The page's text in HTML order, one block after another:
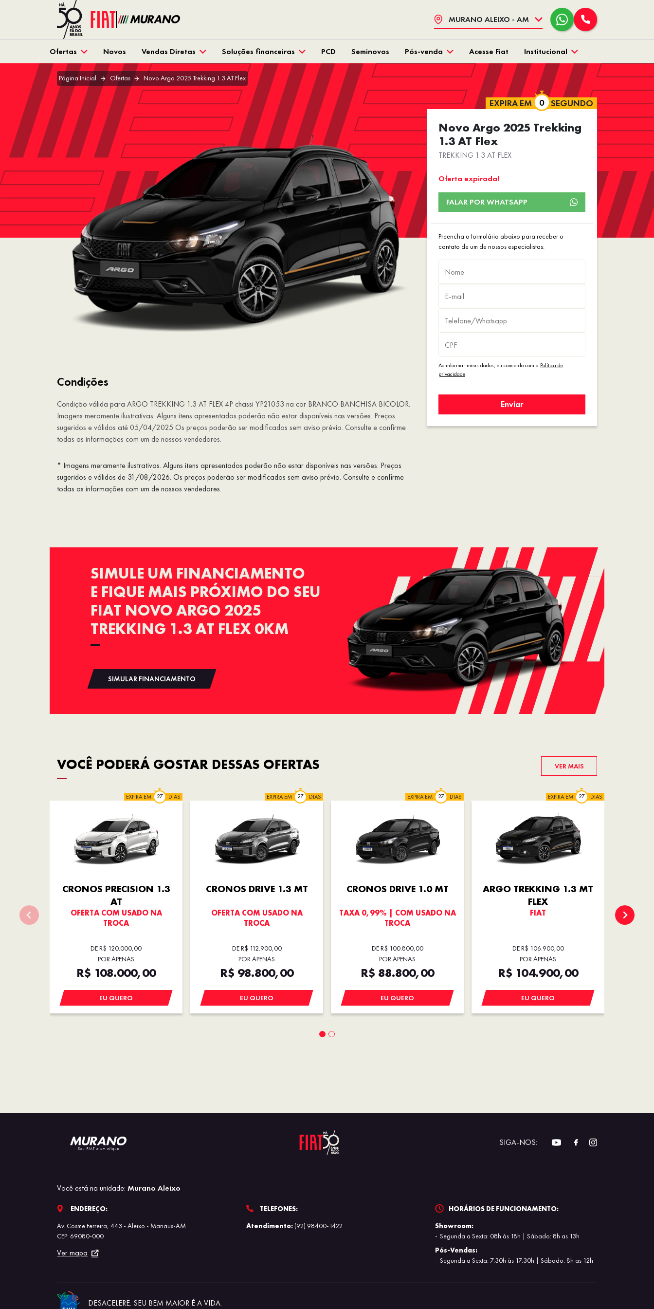
MURANO ALEIXO - AM
Ofertas Novos Vendas Diretas Soluções financeiras PCD Seminovos Pós-venda Acesse Fiat Institucional
Página Inicial Ofertas Novo Argo 2025 Trekking 1.3 AT Flex
Condições
Condição válida para ARGO TREKKING 1.3 AT FLEX 4P chassi YP21053 na cor BRANCO BANCHISA BICOLOR.
Imagens meramente ilustrativas. Alguns itens apresentados poderão não estar disponíveis nas versões. Preços
sugeridos e válidos até 05/04/2025 Os preços poderão ser modificados sem aviso prévio. Consulte e confirme
todas as informações com um de nossos vendedores.
* Imagens meramente ilustrativas. Alguns itens apresentados poderão não estar disponíveis nas versões. Preços
sugeridos e válidos de 31/08/2026. Os preços poderão ser modificados sem aviso prévio. Consulte e confirme
todas as informações com um de nossos vendedores.
EXPIRA EM SEGUNDO
Novo Argo 2025 Trekking
1.3 AT Flex
TREKKING 1.3 AT FLEX
Oferta expirada!
FALAR POR WHATSAPP
Preencha o formulário abaixo para receber o
contato de um de nossos especialistas:
Ao informar meus dados, eu concordo com a Política de
privacidade.
Enviar
SIMULE UM FINANCIAMENTO
E FIQUE MAIS PRÓXIMO DO SEU
FIAT NOVO ARGO 2025
TREKKING 1.3 AT FLEX 0KM
SIMULAR FINANCIAMENTO
VOCÊ PODERÁ GOSTAR DESSAS OFERTAS VER MAIS
EXPIRA EM DIAS
CRONOS PRECISION 1.3
AT
OFERTA COM USADO NA
TROCA
DE R$ 120.000,00
POR APENAS
R$ 108.000,00
EU QUERO
EXPIRA EM DIAS
CRONOS DRIVE 1.3 MT
OFERTA COM USADO NA
TROCA
DE R$ 112.900,00
POR APENAS
R$ 98.800,00
EU QUERO
EXPIRA EM DIAS
CRONOS DRIVE 1.0 MT
TAXA 0,99% | COM USADO NA
TROCA
DE R$ 100.800,00
POR APENAS
R$ 88.800,00
EU QUERO
EXPIRA EM DIAS
ARGO TREKKING 1.3 MT
FLEX
FIAT
DE R$ 106.900,00
POR APENAS
R$ 104.900,00
EU QUERO
SIGA-NOS:
Você está na unidade: Murano Aleixo
ENDEREÇO:
Av. Cosme Ferreira, 443 - Aleixo - Manaus-AM
CEP: 69080-000
Ver mapa
TELEFONES:
Atendimento:(92) 98400-1422
HORÁRIOS DE FUNCIONAMENTO:
Showroom:
Segunda a Sexta: 08h às 18h | Sábado: 8h as 13h
Pós-Vendas:
Segunda a Sexta: 7:30h às 17:30h | Sábado: 8h as 12h
DESACELERE. SEU BEM MAIOR É A VIDA.